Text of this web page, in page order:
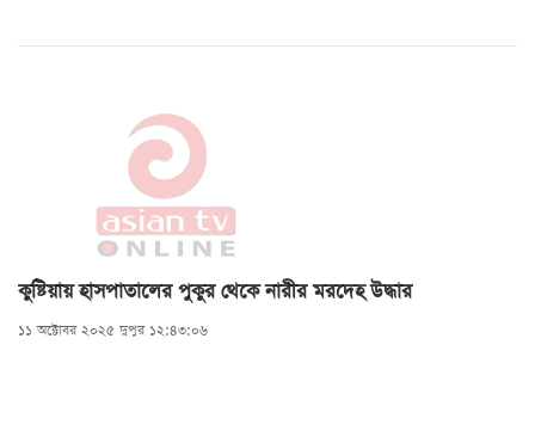
কুষ্টিয়ায় হাসপাতালের পুকুর থেকে নারীর মরদেহ উদ্ধার
১১ অক্টোবর ২০২৫ দুপুর ১২:৪৩:০৬